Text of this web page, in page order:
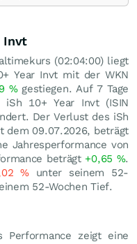
Invt
(02:04:00) liegt
Year Invt mit der WKN
%gestiegen. Auf 7 Tage
10+ Year Invt (ISIN
Der Verlust des iSh
dem 09.07.2026, beträgt
Jahresperformance von
beträgt +0,65 %.
%unter seinem 52-
52-Wochen Tief.
zeigt eine